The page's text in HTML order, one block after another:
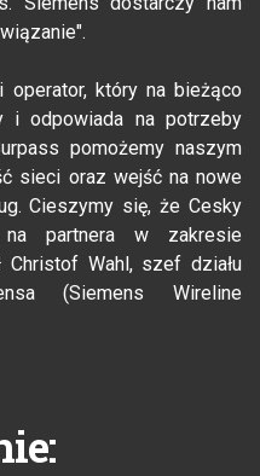
operator, który na bieżąco
i odpowiada na potrzeby
pomożemy naszym
sieci oraz wejść na nowe
Cieszymy się, że Cesky
na partnera w zakresie
Christof Wahl, szef działu
(Siemens Wireline